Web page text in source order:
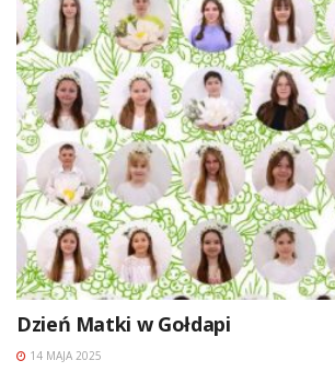
Dzień Matki w Gołdapi
14 MAJA 2025